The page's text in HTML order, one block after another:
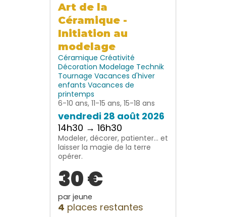
Art de la
Céramique -
Initiation au
modelage
Céramique Créativité
Décoration Modelage Technik
Tournage Vacances d'hiver
enfants Vacances de
printemps
6-10 ans, 11-15 ans, 15-18 ans
vendredi 28 août 2026
14h30 → 16h30
Modeler, décorer, patienter… et
laisser la magie de la terre
opérer.
30 €
par jeune
4 places restantes